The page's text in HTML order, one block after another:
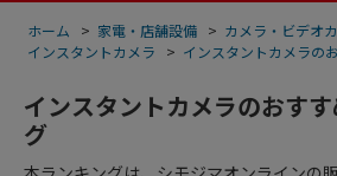
ホーム > 家電・店舗設備 > カメラ・ビデオ
インスタントカメラ
> インスタントカメラの
インスタントカメラのおす
グ